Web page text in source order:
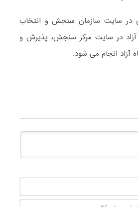
در سایت سازمان سنجش و انتخاب
آزاد در سایت مرکز سنجش، پذیرش و
آزاد انجام می شود.